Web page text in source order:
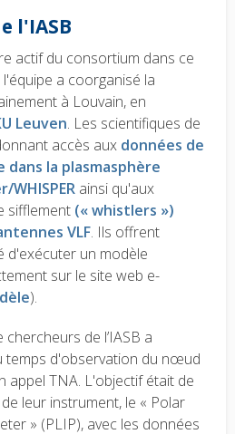
l'IASB
actif du consortium dans ce
a coorganisé la
à Louvain, en
Leuven. Les scientifiques de
accès aux données de
la plasmasphère
ainsi qu'aux
sifflement (« whistlers »)
VLF. Ils offrent
d'exécuter un modèle
sur le site web e-
).
de l’IASB a
temps d'observation du nœud
appel TNA. L'objectif était de
leur instrument, le « Polar
» (PLIP), avec les données